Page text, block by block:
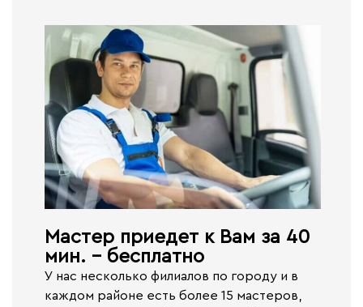
Мастер приедет к Вам за 40
мин. - бесплатно​
У нас несколько филиалов по городу и в
каждом районе есть более 15 мастеров,